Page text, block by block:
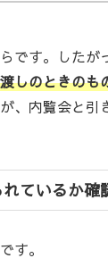
です。したが
しのときのも
、内覧会と引
ているか確
す。